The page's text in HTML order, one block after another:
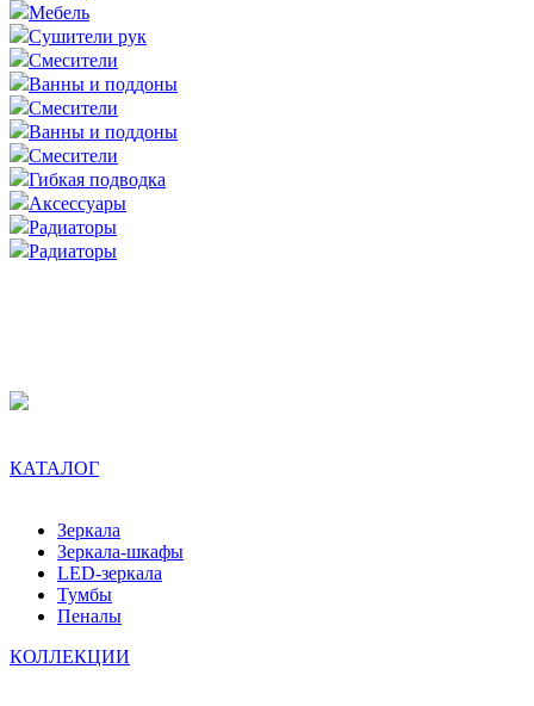
Мебель
Сушители рук
Смесители
Ванны и поддоны
Смесители
Ванны и поддоны
Смесители
Гибкая подводка
Аксессуары
Радиаторы
Радиаторы
КАТАЛОГ
Зеркала
Зеркала-шкафы
LED-зеркала
Тумбы
Пеналы
КОЛЛЕКЦИИ